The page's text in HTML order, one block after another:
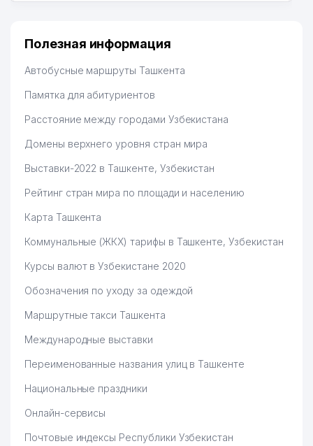
Полезная информация
Автобусные маршруты Ташкента
Памятка для абитуриентов
Расстояние между городами Узбекистана
Домены верхнего уровня стран мира
Выставки-2022 в Ташкенте, Узбекистан
Рейтинг стран мира по площади и населению
Карта Ташкента
Коммунальные (ЖКХ) тарифы в Ташкенте, Узбекистан
Курсы валют в Узбекистане 2020
Обозначения по уходу за одеждой
Маршрутные такси Ташкента
Международные выставки
Переименованные названия улиц в Ташкенте
Национальные праздники
Онлайн-сервисы
Почтовые индексы Республики Узбекистан